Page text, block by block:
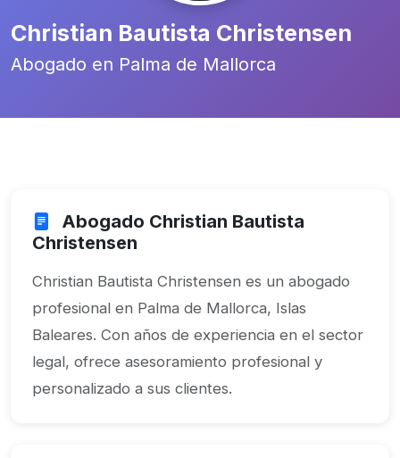
Christian Bautista Christensen
Abogado en Palma de Mallorca
Abogado Christian Bautista
Christensen
Christian Bautista Christensen es un abogado
profesional en Palma de Mallorca, Islas
Baleares. Con años de experiencia en el sector
legal, ofrece asesoramiento profesional y
personalizado a sus clientes.